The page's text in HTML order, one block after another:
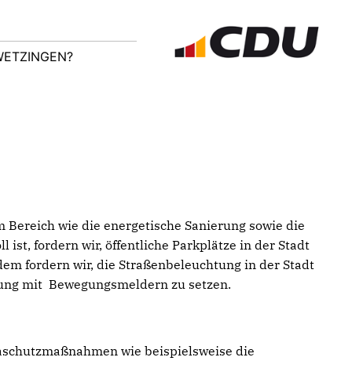
wie die energetische Sanierung sowie die
ist, fordern wir, öffentliche Parkplätze in der Stadt
fordern wir, die Straßenbeleuchtung in der Stadt
mit Bewegungsmeldern zu setzen.
wie beispielsweise die